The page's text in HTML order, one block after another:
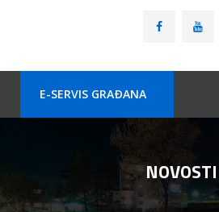
E-SERVIS GRAÐANA
NOVOSTI